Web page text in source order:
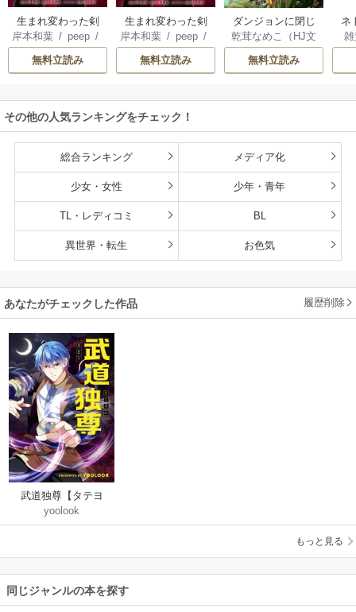
生まれ変わった剣
聖、剣士が冷遇さ
れる魔術至上主義
の学園で無双する
岸本和葉/ peep/
染野静也/
/taskey STUDI
無料立読み
生まれ変わった剣
聖、剣士が冷遇さ
れる魔術至上主義
の学園で無双する
岸本和葉/ peep/
染野静也/
/taskey STUDI
無料立読み
ダンジョンに閉じ
込められて25年。
救出されたときに
は立派な不審者に
版】
乾茸なめこ（HJ文
庫／ホビージャパ
ン刊）/御手洗太
無料立読み
ネ
界
こ
その他の人気ランキングをチェック！
総合ランキング メディア化
少女・女性 少年・青年
TL・レディコミ BL
異世界・転生 お色気
あなたがチェックした作品 履歴削除
武道独尊【タテヨ
ミ】
yoolook
もっと見る
同じジャンルの本を探す